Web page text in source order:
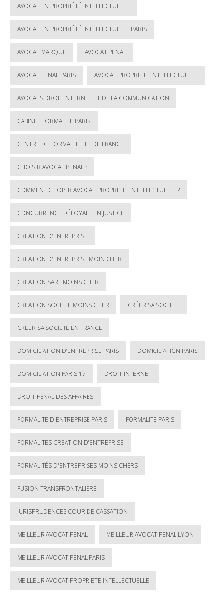
AVOCAT EN PROPRIÉTÉ INTELLECTUELLE
AVOCAT EN PROPRIÉTÉ INTELLECTUELLE PARIS
AVOCAT MARQUE AVOCAT PENAL
AVOCAT PENAL PARIS AVOCAT PROPRIETE INTELLECTUELLE
AVOCATS DROIT INTERNET ET DE LA COMMUNICATION
CABINET FORMALITE PARIS
CENTRE DE FORMALITE ILE DE FRANCE
CHOISIR AVOCAT PENAL ?
COMMENT CHOISIR AVOCAT PROPRIETE INTELLECTUELLE ?
CONCURRENCE DÉLOYALE EN JUSTICE
CREATION D'ENTREPRISE
CREATION D'ENTREPRISE MOIN CHER
CREATION SARL MOINS CHER
CREATION SOCIETE MOINS CHER CRÉER SA SOCIETE
CRÉER SA SOCIETE EN FRANCE
DOMICILIATION D'ENTREPRISE PARIS DOMICILIATION PARIS
DOMICILIATION PARIS 17 DROIT INTERNET
DROIT PENAL DES AFFAIRES
FORMALITE D'ENTREPRISE PARIS FORMALITE PARIS
FORMALITES CREATION D'ENTREPRISE
FORMALITÉS D'ENTREPRISES MOINS CHERS
FUSION TRANSFRONTALIÈRE
JURISPRUDENCES COUR DE CASSATION
MEILLEUR AVOCAT PENAL MEILLEUR AVOCAT PENAL LYON
MEILLEUR AVOCAT PENAL PARIS
MEILLEUR AVOCAT PROPRIETE INTELLECTUELLE